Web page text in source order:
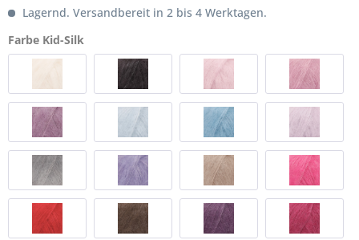
Lagernd. Versandbereit in 2 bis 4 Werktagen.
Farbe Kid-Silk